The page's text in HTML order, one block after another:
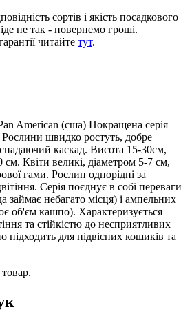
сортів і якість посадкового
не так - повернемо гроші.
читайте тут.
American (сша) Покращена серія
Рослини швидко ростуть, добре
каскад. Висота 15-30см,
Квіти великі, діаметром 5-7 см,
гами. Рослин однорідні за
Серія поєднує в собі переваги
займає небагато місця) і ампельних
об'єм кашпо). Характеризується
та стійкістю до несприятливих
підходить для підвісних кошиків та